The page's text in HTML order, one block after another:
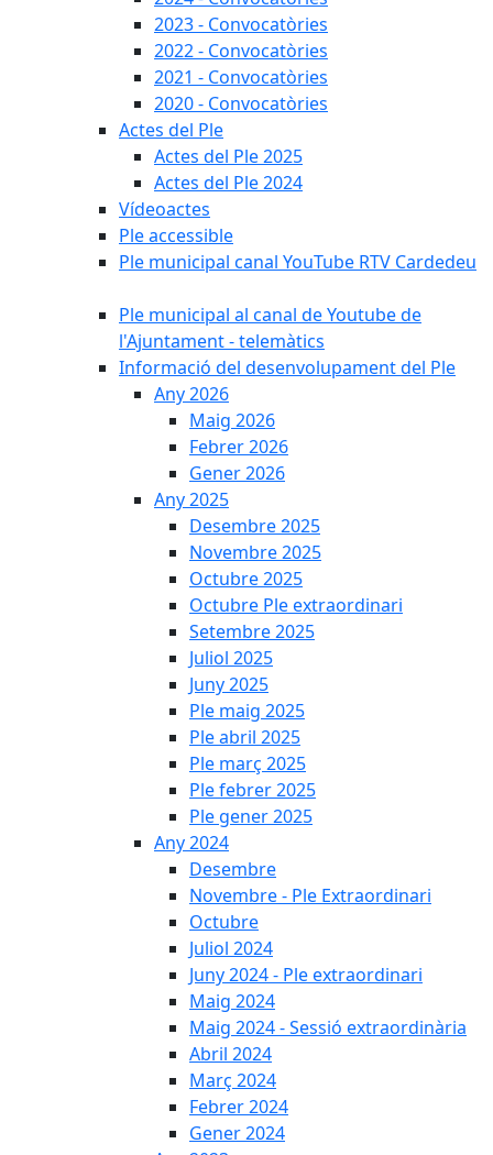
2023 - Convocatòries
2022 - Convocatòries
2021 - Convocatòries
2020 - Convocatòries
Actes del Ple
Actes del Ple 2025
Actes del Ple 2024
Vídeoactes
Ple accessible
Ple municipal canal YouTube RTV Cardedeu
Ple municipal al canal de Youtube de
l'Ajuntament - telemàtics
Informació del desenvolupament del Ple
Any 2026
Maig 2026
Febrer 2026
Gener 2026
Any 2025
Desembre 2025
Novembre 2025
Octubre 2025
Octubre Ple extraordinari
Setembre 2025
Juliol 2025
Juny 2025
Ple maig 2025
Ple abril 2025
Ple març 2025
Ple febrer 2025
Ple gener 2025
Any 2024
Desembre
Novembre - Ple Extraordinari
Octubre
Juliol 2024
Juny 2024 - Ple extraordinari
Maig 2024
Maig 2024 - Sessió extraordinària
Abril 2024
Març 2024
Febrer 2024
Gener 2024